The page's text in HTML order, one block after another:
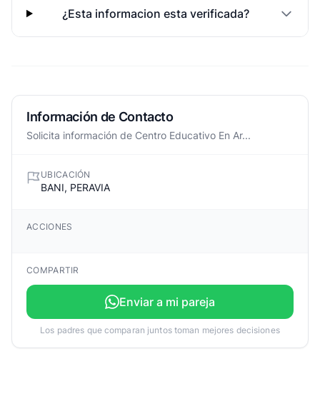
¿Esta informacion esta verificada?
Información de Contacto
Solicita información de Centro Educativo En Ar...
UBICACIÓN
BANI, PERAVIA
ACCIONES
COMPARTIR
Enviar a mi pareja
Los padres que comparan juntos toman mejores decisiones